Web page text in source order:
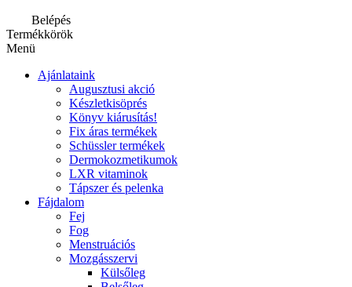
Belépés
Termékkörök
Menü
Ajánlataink
Augusztusi akció
Készletkisöprés
Könyv kiárusítás!
Fix áras termékek
Schüssler termékek
Dermokozmetikumok
LXR vitaminok
Tápszer és pelenka
Fájdalom
Fej
Fog
Menstruációs
Mozgásszervi
Külsőleg